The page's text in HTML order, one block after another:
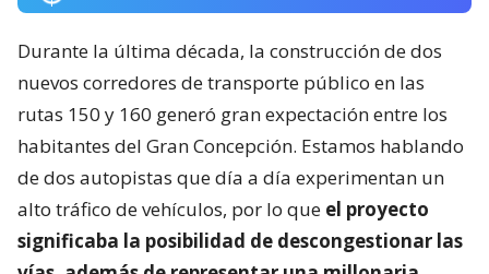
Durante la última década, la construcción de dos
nuevos corredores de transporte público en las
rutas 150 y 160 generó gran expectación entre los
habitantes del Gran Concepción. Estamos hablando
de dos autopistas que día a día experimentan un
alto tráfico de vehículos, por lo que el proyecto
significaba la posibilidad de descongestionar las